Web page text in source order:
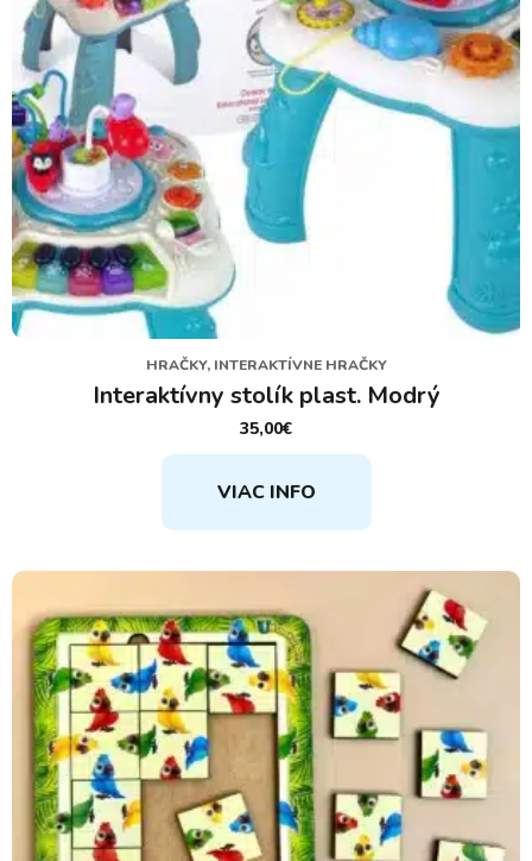
HRAČKY, INTERAKTÍVNE HRAČKY
Interaktívny stolík plast. Modrý
35,00€
VIAC INFO